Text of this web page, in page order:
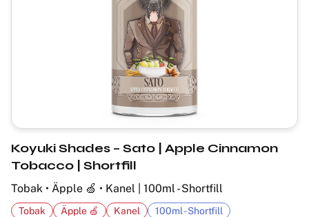
Koyuki Shades – Sato | Apple Cinnamon
Tobacco | Shortfill
Tobak • Äpple 🍏 • Kanel | 100ml - Shortfill
Tobak Äpple 🍏 Kanel 100ml - Shortfill